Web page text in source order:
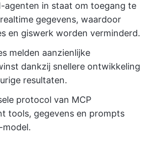
agenten in staat om toegang te
gegevens, waardoor
en giswerk worden verminderd.
melden aanzienlijke
dankzij snellere ontwikkeling
resultaten.
protocol van MCP
tools, gegevens en prompts
model.